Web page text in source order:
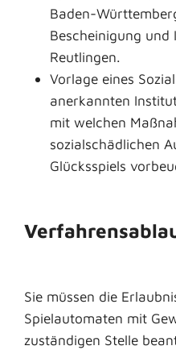
Baden-
Bescheinigung
Reutlingen.
Vorlage eines
anerkannten
mit welchen
sozialschädlichen
Glücksspiels
Sie müssen die
Spielautomaten mit
zuständigen Stelle